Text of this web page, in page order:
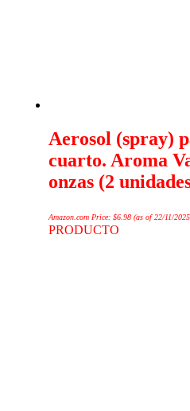
Aerosol (spray)
cuarto. Aroma
onzas (2
Amazon.com Price:$6.98 (as of 22/11/
PRODUCTO